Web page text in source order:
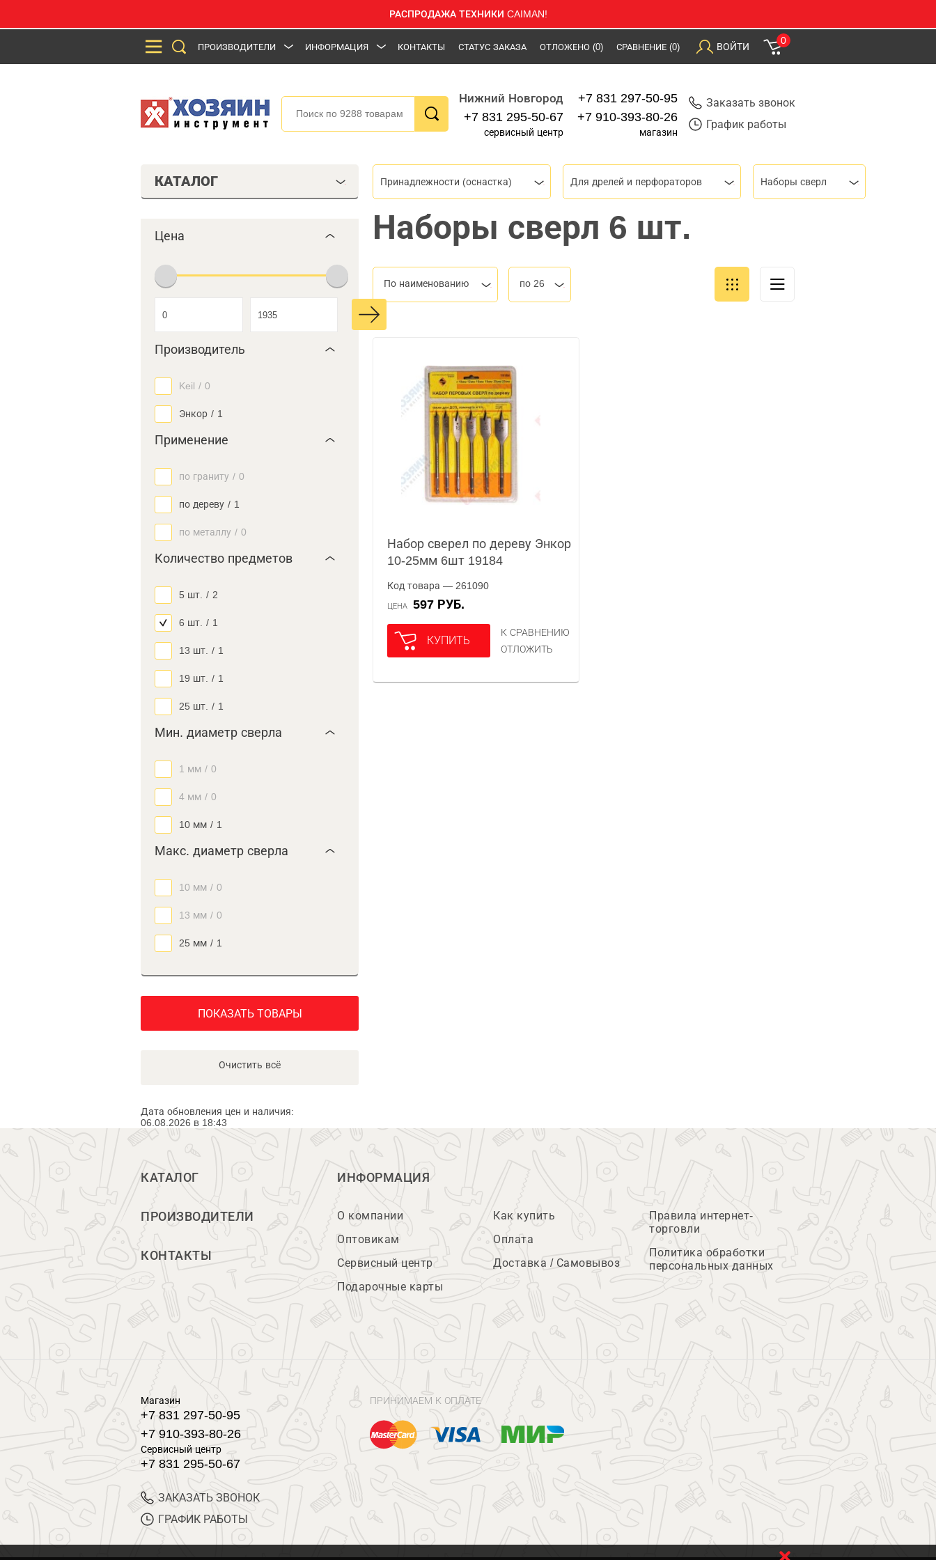
РАСПРОДАЖА ТЕХНИКИ CAIMAN!
ПРОИЗВОДИТЕЛИ ИНФОРМАЦИЯ КОНТАКТЫ СТАТУС ЗАКАЗА ОТЛОЖЕНО (0) СРАВНЕНИЕ (0) ВОЙТИ
0
Нижний Новгород
+7 831 295-50-67
сервисный центр
+7 831 297-50-95
+7 910-393-80-26
магазин
Заказать звонок
График работы
КАТАЛОГ
Цена
Производитель
Keil / 0
Энкор / 1
Применение
по граниту / 0
по дереву / 1
по металлу / 0
Количество предметов
5 шт. / 2
6 шт. / 1
13 шт. / 1
19 шт. / 1
25 шт. / 1
Мин. диаметр сверла
1 мм / 0
4 мм / 0
10 мм / 1
Макс. диаметр сверла
10 мм / 0
13 мм / 0
25 мм / 1
ПОКАЗАТЬ ТОВАРЫ
Очистить всё
Дата обновления цен и наличия:
06.08.2026 в 18:43
Принадлежности (оснастка) Для дрелей и перфораторов Наборы сверл
Наборы сверл 6 шт.
По наименованию по 26
Набор сверел по дереву Энкор
10-25мм 6шт 19184
Код товара — 261090
ЦЕНА 597 РУБ.
КУПИТЬ
К СРАВНЕНИЮ
ОТЛОЖИТЬ
КАТАЛОГ
ПРОИЗВОДИТЕЛИ
КОНТАКТЫ
ИНФОРМАЦИЯ
О компании
Оптовикам
Сервисный центр
Подарочные карты
Как купить
Оплата
Доставка / Самовывоз
Правила интернет-
торговли
Политика обработки
персональных данных
Магазин
+7 831 297-50-95
+7 910-393-80-26
Сервисный центр
+7 831 295-50-67
ЗАКАЗАТЬ ЗВОНОК
ГРАФИК РАБОТЫ
ПРИНИМАЕМ К ОПЛАТЕ